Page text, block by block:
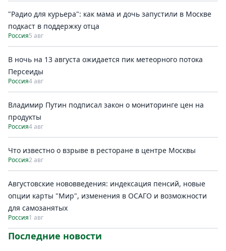
"Радио для курьера": как мама и дочь запустили в Москве
подкаст в поддержку отца
Россия5 авг
В ночь на 13 августа ожидается пик метеорного потока
Персеиды
Россия4 авг
Владимир Путин подписал закон о мониторинге цен на
продукты
Россия4 авг
Что известно о взрыве в ресторане в центре Москвы
Россия2 авг
Августовские нововведения: индексация пенсий, новые
опции карты "Мир", изменения в ОСАГО и возможности
для самозанятых
Россия1 авг
Последние новости